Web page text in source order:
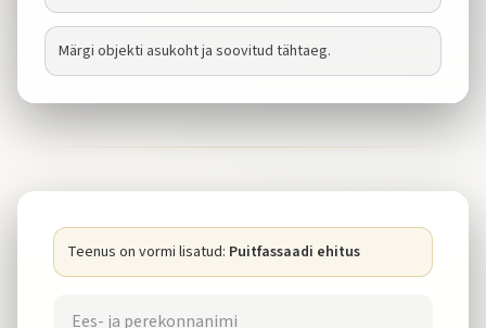
Märgi objekti asukoht ja soovitud tähtaeg.
Teenus on vormi lisatud: Puitfassaadi ehitus